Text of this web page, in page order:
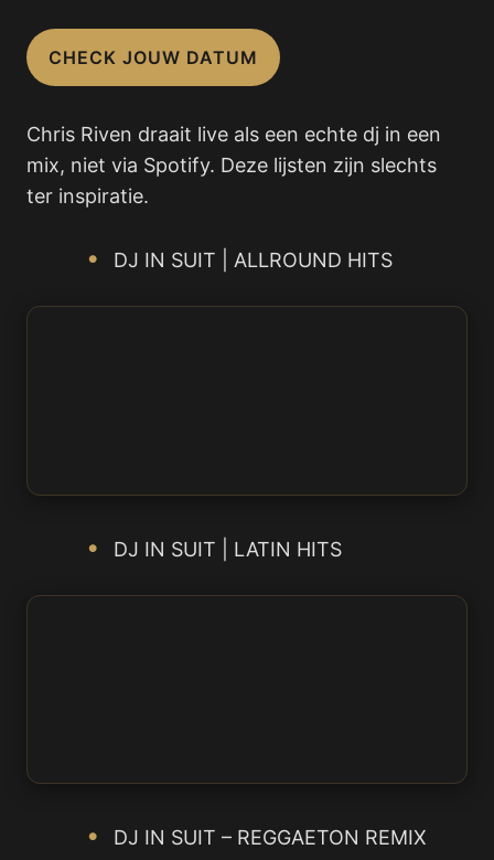
CHECK JOUW DATUM
Chris Riven draait live als een echte dj in een
mix, niet via Spotify. Deze lijsten zijn slechts
ter inspiratie.
DJ IN SUIT | ALLROUND HITS
DJ IN SUIT | LATIN HITS
DJ IN SUIT – REGGAETON REMIX